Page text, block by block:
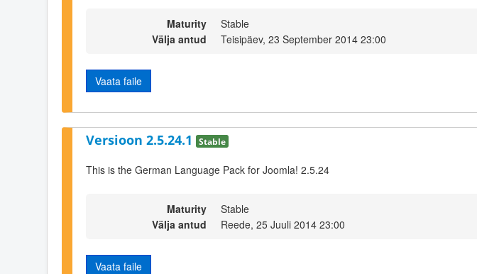
Maturity
Stable
Välja antud
Teisipäev, 23 September 2014 23:00
Vaata faile
Versioon 2.5.24.1 Stable
This is the German Language Pack for Joomla! 2.5.24
Maturity
Stable
Välja antud
Reede, 25 Juuli 2014 23:00
Vaata faile